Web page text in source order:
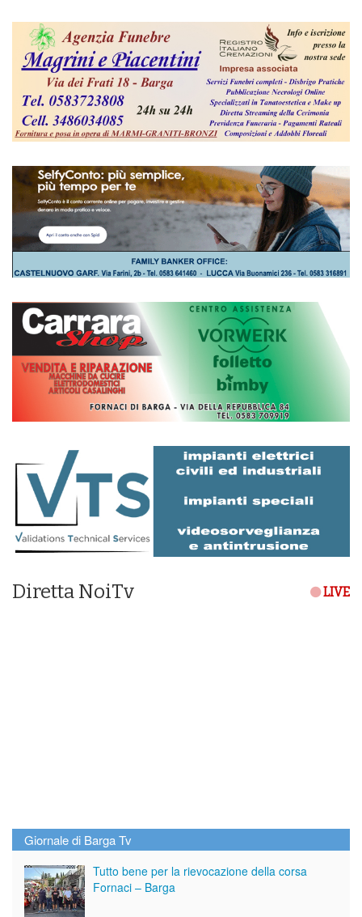
Diretta NoiTv LIVE
Giornale di Barga Tv
Tutto bene per la rievocazione della corsa
Fornaci – Barga